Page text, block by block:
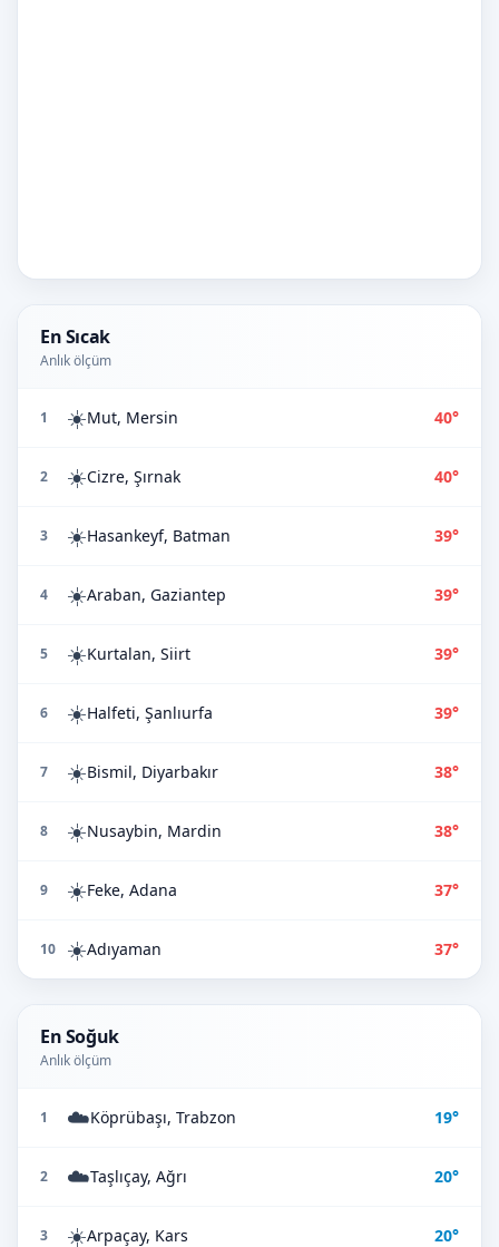
En Sıcak
Anlık ölçüm
1 ☀️Mut, Mersin 40°
2 ☀️Cizre, Şırnak 40°
3 ☀️Hasankeyf, Batman 39°
4 ☀️Araban, Gaziantep 39°
5 ☀️Kurtalan, Siirt 39°
6 ☀️Halfeti, Şanlıurfa 39°
7 ☀️Bismil, Diyarbakır 38°
8 ☀️Nusaybin, Mardin 38°
9 ☀️Feke, Adana 37°
10 ☀️Adıyaman 37°
En Soğuk
Anlık ölçüm
1 ☁️Köprübaşı, Trabzon 19°
2 ☁️Taşlıçay, Ağrı 20°
3 ☀️Arpaçay, Kars 20°